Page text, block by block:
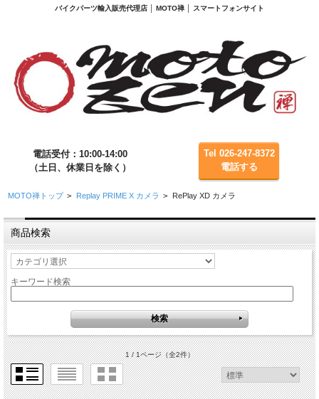
バイクパーツ輸入販売代理店 │ MOTO禅 │ スマートフォンサイト
電話受付：10:00-14:00
（土日、休業日を除く）
Tel 026-247-8372
電話する
MOTO禅トップ > Replay PRIME X カメラ > RePlay XD カメラ
商品検索
キーワード検索
1 / 1ページ（全2件）